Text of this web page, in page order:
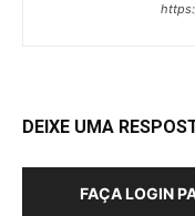
DEIXE UMA
FAÇA LOGIN